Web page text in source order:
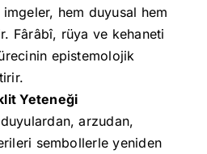
hem duyusal hem
Fârâbî, rüya ve kehaneti
epistemolojik
Yeteneği
arzudan,
sembollerle yeniden